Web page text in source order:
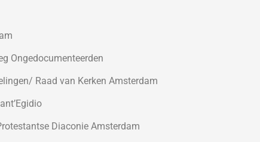
Ongedocumenteerden
Raad van Kerken Amsterdam
Diaconie Amsterdam